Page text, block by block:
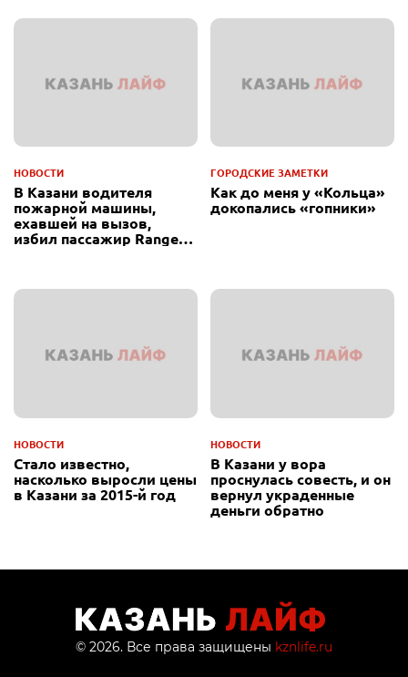
НОВОСТИ
В Казани водителя
пожарной машины,
ехавшей на вызов,
избил пассажир Range
ГОРОДСКИЕ ЗАМЕТКИ
Как до меня у «Кольца»
докопались «гопники»
НОВОСТИ
Стало известно,
насколько выросли цены
в Казани за 2015-й год
НОВОСТИ
В Казани у вора
проснулась совесть, и он
вернул украденные
деньги обратно
© 2026. Все права защищены kznlife.ru